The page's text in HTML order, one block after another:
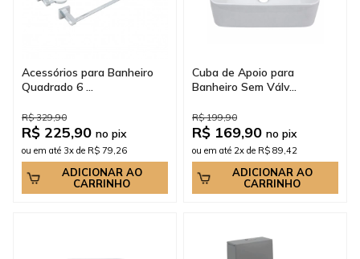
Acessórios para Banheiro
Quadrado 6 ...
R$ 329,90
R$ 225,90 no pix
ou em até 3x de R$ 79,26
ADICIONAR AO
CARRINHO
Cuba de Apoio para
Banheiro Sem Válv...
R$ 199,90
R$ 169,90 no pix
ou em até 2x de R$ 89,42
ADICIONAR AO
CARRINHO